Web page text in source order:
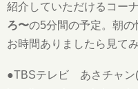
紹介していただけるコー
ろ〜の5分間の予定。朝の
お時間ありましたら見て
●TBSテレビ あさチャン